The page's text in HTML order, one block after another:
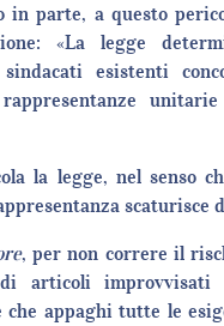
in parte, a questo
«La legge
esistenti
la legge, nel senso
scaturisce
, per non correre il
articoli
appaghi tutte le